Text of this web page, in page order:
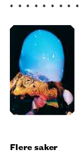
Flere saker